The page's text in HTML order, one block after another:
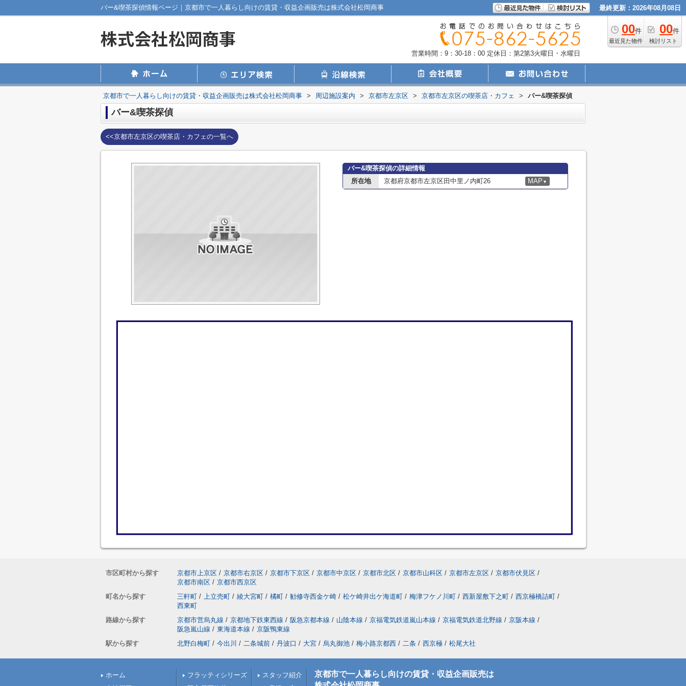
バー&喫茶探偵情報ページ｜京都市で一人暮らし向けの賃貸・収益企画販売は株式会社松岡商事 最終更新：2026年08月08日
00件
最近見た物件
00件
検討リスト
営業時間：9：30-18：00 定休日：第2第3火曜日・水曜日
京都市で一人暮らし向けの賃貸・収益企画販売は株式会社松岡商事 > 周辺施設案内 > 京都市左京区 > 京都市左京区の喫茶店・カフェ > バー&喫茶探偵
バー&喫茶探偵
<<京都市左京区の喫茶店・カフェの一覧へ
バー&喫茶探偵の詳細情報
所在地
京都府京都市左京区田中里ノ内町26 MAP ▼
市区町村から探す 京都市上京区 / 京都市右京区 / 京都市下京区 / 京都市中京区 / 京都市北区 / 京都市山科区 / 京都市左京区 / 京都市伏見区 /
京都市南区 / 京都市西京区
町名から探す
三軒町 / 上立売町 / 綾大宮町 / 橘町 / 勧修寺西金ケ崎 / 松ケ崎井出ケ海道町 / 梅津フケノ川町 / 西新屋敷下之町 / 西京極橋詰町 /
西東町
路線から探す
京都市営烏丸線 / 京都地下鉄東西線 / 阪急京都本線 / 山陰本線 / 京福電気鉄道嵐山本線 / 京福電気鉄道北野線 / 京阪本線 /
阪急嵐山線 / 東海道本線 / 京阪鴨東線
駅から探す
北野白梅町 / 今出川 / 二条城前 / 丹波口 / 大宮 / 烏丸御池 / 梅小路京都西 / 二条 / 西京極 / 松尾大社
ホーム
フラッティシリーズ
スタッフ紹介
京都市で一人暮らし向けの賃貸・収益企画販売は